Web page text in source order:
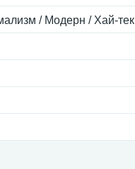
/ Модерн / Хай-тек